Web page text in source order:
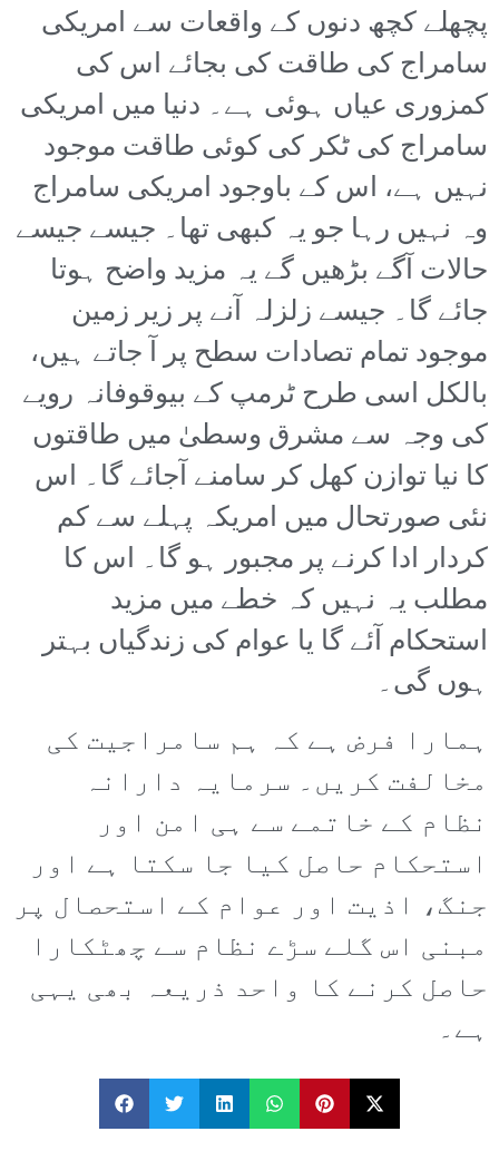
پچھلے کچھ دنوں کے واقعات سے امریکی
سامراج کی طاقت کی بجائے اس کی
کمزوری عیاں ہوئی ہے۔ دنیا میں امریکی
سامراج کی ٹکر کی کوئی طاقت موجود
نہیں ہے، اس کے باوجود امریکی سامراج
وہ نہیں رہا جو یہ کبھی تھا۔ جیسے جیسے
حالات آگے بڑھیں گے یہ مزید واضح ہوتا
جائے گا۔ جیسے زلزلہ آنے پر زیر زمین
موجود تمام تصادات سطح پر آ جاتے ہیں،
بالکل اسی طرح ٹرمپ کے بیوقوفانہ رویے
کی وجہ سے مشرق وسطیٰ میں طاقتوں
کا نیا توازن کھل کر سامنے آجائے گا۔ اس
نئی صورتحال میں امریکہ پہلے سے کم
کردار ادا کرنے پر مجبور ہو گا۔ اس کا
مطلب یہ نہیں کہ خطے میں مزید
استحکام آئے گا یا عوام کی زندگیاں بہتر
ہوں گی۔
ہمارا فرض ہے کہ ہم سامراجیت کی
مخالفت کریں۔ سرمایہ دارانہ
نظام کے خاتمے سے ہی امن اور
استحکام حاصل کیا جا سکتا ہے اور
جنگ، اذیت اور عوام کے استحصال پر
مبنی اس گلے سڑے نظام سے چھٹکارا
حاصل کرنے کا واحد ذریعہ بھی یہی
ہے۔